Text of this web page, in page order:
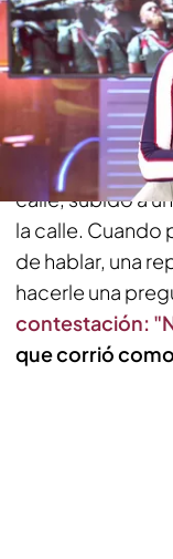
Compartir
Justo antes de
número 3 de
calle, subido a
la calle. Cuando
de hablar, una
hacerle una
contestación:
que corrió